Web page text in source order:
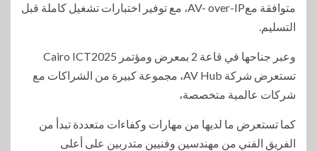
متوافقة معAV- over-IP، مع توفير اختبارات تشغيل كاملة قبل
التسليم.
وعبر جناحها في قاعة 2 بمعرض ومؤتمر Cairo ICT2025
تستعرض شركة AV Hub، مجموعة كبيرة من الشراكات مع
شركات عالمية متخصصة،
كما تستعرض ما لديها من مهارات وكفاءات متعددة تبدأ من
الفريق الفني من مهندسين وفنيين متدربين على أعلى